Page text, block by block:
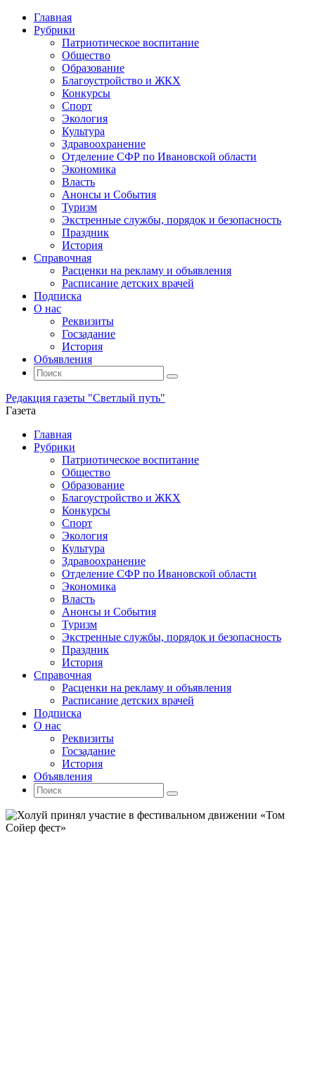
Главная
Рубрики
Патриотическое воспитание
Общество
Образование
Благоустройство и ЖКХ
Конкурсы
Спорт
Экология
Культура
Здравоохранение
Отделение СФР по Ивановской области
Экономика
Власть
Анонсы и События
Туризм
Экстренные службы, порядок и безопасность
Праздник
История
Справочная
Расценки на рекламу и объявления
Расписание детских врачей
Подписка
О нас
Реквизиты
Госзадание
История
Объявления
Поиск
Искать:
Поиск
Редакция газеты "Светлый путь"
Газета
Промотать
содержимому
Главная
Рубрики
Патриотическое воспитание
Общество
Образование
Благоустройство и ЖКХ
Конкурсы
Спорт
Экология
Культура
Здравоохранение
Отделение СФР по Ивановской области
Экономика
Власть
Анонсы и События
Туризм
Экстренные службы, порядок и безопасность
Праздник
История
Справочная
Расценки на рекламу и объявления
Расписание детских врачей
Подписка
О нас
Реквизиты
Госзадание
История
Объявления
Поиск
Искать:
Поиск